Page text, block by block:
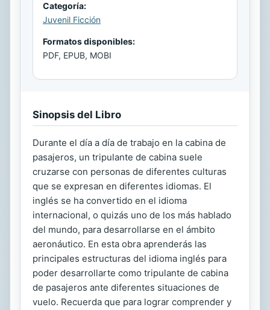
Categoría:
Juvenil Ficción
Formatos disponibles:
PDF, EPUB, MOBI
Sinopsis del Libro
Durante el día a día de trabajo en la cabina de
pasajeros, un tripulante de cabina suele
cruzarse con personas de diferentes culturas
que se expresan en diferentes idiomas. El
inglés se ha convertido en el idioma
internacional, o quizás uno de los más hablado
del mundo, para desarrollarse en el ámbito
aeronáutico. En esta obra aprenderás las
principales estructuras del idioma inglés para
poder desarrollarte como tripulante de cabina
de pasajeros ante diferentes situaciones de
vuelo. Recuerda que para lograr comprender y